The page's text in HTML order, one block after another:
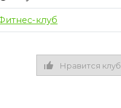
клуб
Нравится клуб